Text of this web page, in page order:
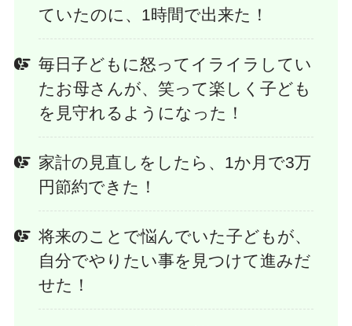
ていたのに、1時間で出来た！
毎日子どもに怒ってイライラしてい
たお母さんが、笑って楽しく子ども
を見守れるようになった！
家計の見直しをしたら、1か月で3万
円節約できた！
将来のことで悩んでいた子どもが、
自分でやりたい事を見つけて進みだ
せた！